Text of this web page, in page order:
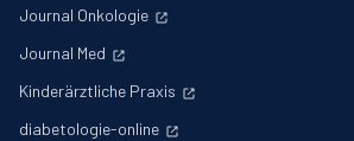
Journal Onkologie
Journal Med
Kinderärztliche Praxis
diabetologie-online